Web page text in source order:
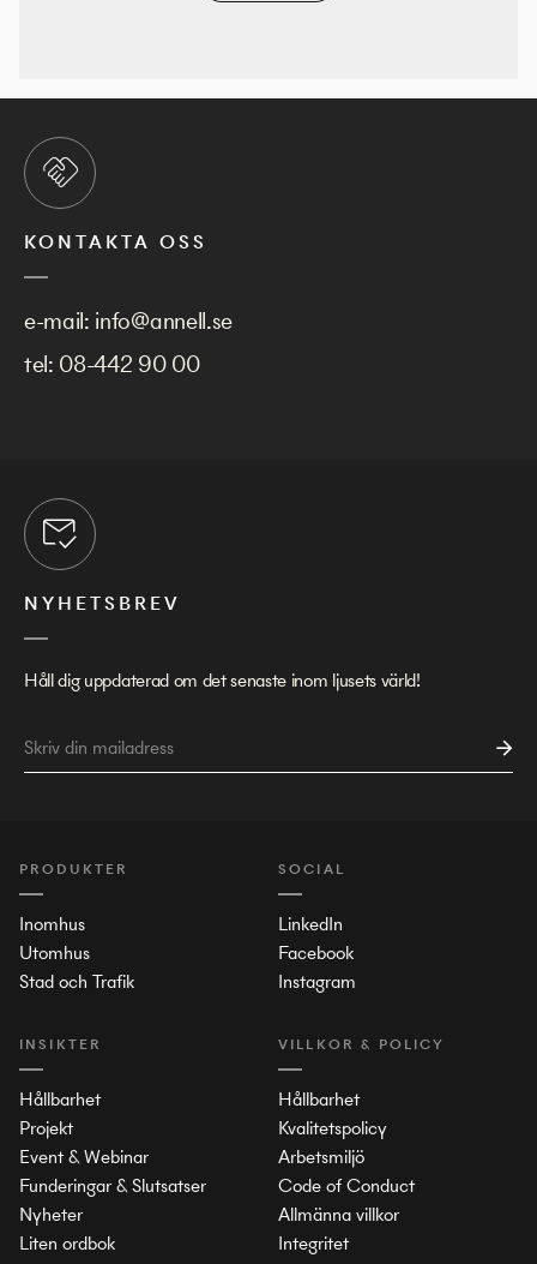
KONTAKTA OSS
e-mail: info@annell.se
tel: 08-442 90 00
NYHETSBREV
Håll dig uppdaterad om det senaste inom ljusets värld!
PRODUKTER
Inomhus
Utomhus
Stad och Trafik
INSIKTER
Hållbarhet
Projekt
Event & Webinar
Funderingar & Slutsatser
Nyheter
Liten ordbok
SOCIAL
LinkedIn
Facebook
Instagram
VILLKOR & POLICY
Hållbarhet
Kvalitetspolicy
Arbetsmiljö
Code of Conduct
Allmänna villkor
Integritet